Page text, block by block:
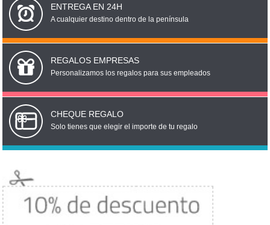
ENTREGA EN 24H
A cualquier destino dentro de la península
REGALOS EMPRESAS
Personalizamos los regalos para sus empleados
CHEQUE REGALO
Solo tienes que elegir el importe de tu regalo